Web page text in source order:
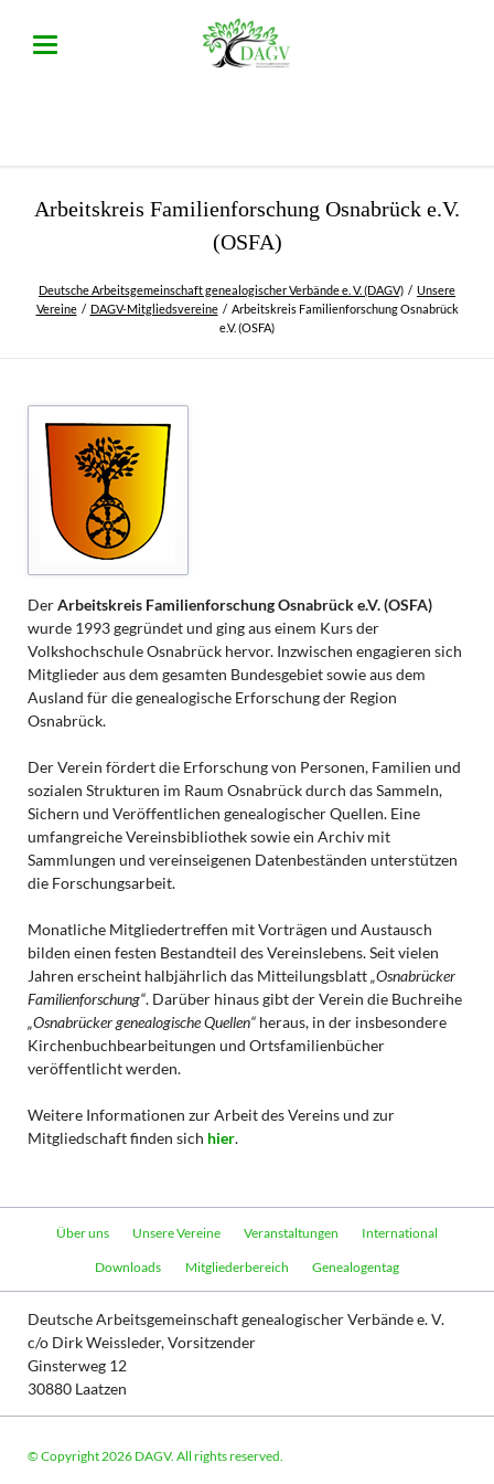
Arbeitskreis Familienforschung Osnabrück e.V.
(OSFA)
Deutsche Arbeitsgemeinschaft genealogischer Verbände e. V. (DAGV)
Unsere
Vereine
DAGV-Mitgliedsvereine
Arbeitskreis Familienforschung Osnabrück
e.V. (OSFA)
DerArbeitskreis Familienforschung Osnabrück e.V. (OSFA)
wurde 1993 gegründet und ging aus einem Kurs der
Volkshochschule Osnabrück hervor. Inzwischen engagieren sich
Mitglieder aus dem gesamten Bundesgebiet sowie aus dem
Ausland für die genealogische Erforschung der Region
Osnabrück.
Der Verein fördert die Erforschung von Personen, Familien und
sozialen Strukturen im Raum Osnabrück durch das Sammeln,
Sichern und Veröffentlichen genealogischer Quellen. Eine
umfangreiche Vereinsbibliothek sowie ein Archiv mit
Sammlungen und vereinseigenen Datenbeständen unterstützen
die Forschungsarbeit.
Monatliche Mitgliedertreffen mit Vorträgen und Austausch
bilden einen festen Bestandteil des Vereinslebens. Seit vielen
Jahren erscheint halbjährlich das Mitteilungsblatt„Osnabrücker
Familienforschung“. Darüber hinaus gibt der Verein die Buchreihe
„Osnabrücker genealogische Quellen“heraus, in der insbesondere
Kirchenbuchbearbeitungen und Ortsfamilienbücher
veröffentlicht werden.
Weitere Informationen zur Arbeit des Vereins und zur
Mitgliedschaft finden sich hier.
Navigation
Über uns Unsere Vereine Veranstaltungen International
Downloads Mitgliederbereich Genealogentag
Deutsche Arbeitsgemeinschaft genealogischer Verbände e. V.
c/o Dirk Weissleder, Vorsitzender
Ginsterweg 12
30880 Laatzen
© Copyright 2026 DAGV. All rights reserved.